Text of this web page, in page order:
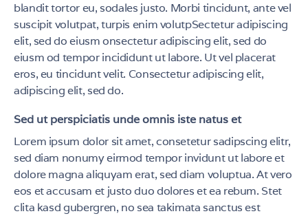
blandit tortor eu, sodales justo. Morbi tincidunt, ante vel
suscipit volutpat, turpis enim volutpSectetur adipiscing
elit, sed do eiusm onsectetur adipiscing elit, sed do
eiusm od tempor incididunt ut labore. Ut vel placerat
eros, eu tincidunt velit. Consectetur adipiscing elit,
adipiscing elit, sed do.
Sed ut perspiciatis unde omnis iste natus et
Lorem ipsum dolor sit amet, consetetur sadipscing elitr,
sed diam nonumy eirmod tempor invidunt ut labore et
dolore magna aliquyam erat, sed diam voluptua. At vero
eos et accusam et justo duo dolores et ea rebum. Stet
clita kasd gubergren, no sea takimata sanctus est